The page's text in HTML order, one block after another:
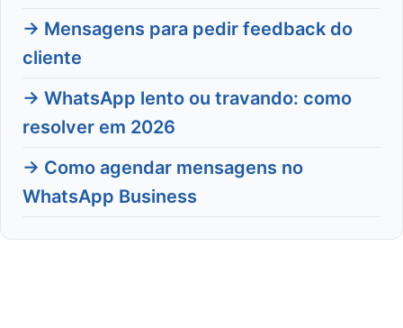
→ Mensagens para pedir feedback do
cliente
→ WhatsApp lento ou travando: como
resolver em 2026
→ Como agendar mensagens no
WhatsApp Business